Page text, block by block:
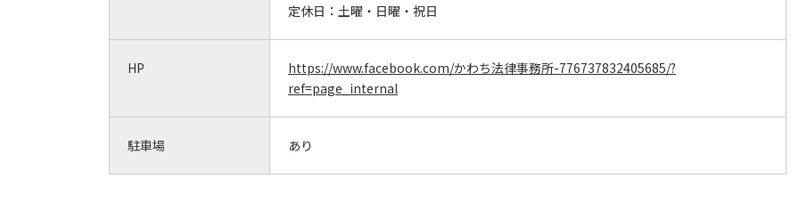
定休日： 土曜・日曜・祝日
HP
https://www.facebook.com/かわち法律事務所-776737832405685/?
ref=page_internal
駐車場 あり